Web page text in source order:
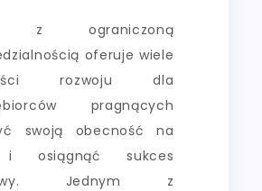
z ograniczoną
oferuje wiele
rozwoju dla
pragnących
swoją obecność na
osiągnąć sukces
Jednym z